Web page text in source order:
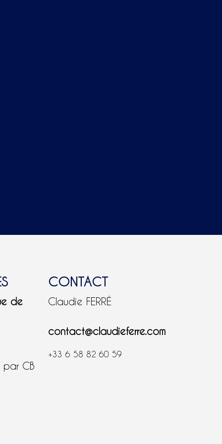
de
par CB
CONTACT
Claudie FERRÉ
contact@claudieferre.com
+33 6 58 82 60 59